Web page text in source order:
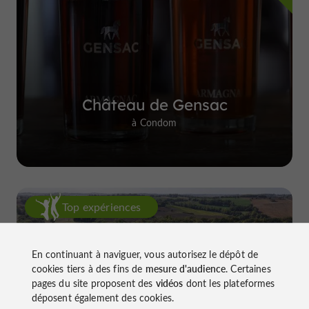
Château de Gensac
à Condom
Top expériences
En continuant à naviguer, vous autorisez le dépôt de
cookies tiers à des fins de mesure d'audience. Certaines
pages du site proposent des vidéos dont les plateformes
déposent également des cookies.